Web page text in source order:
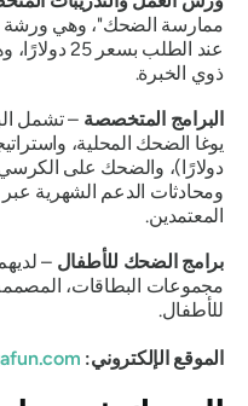
عند الطلب بسعر
ذوي الخبرة.
البرامج المتخصصة– تشمل
دولارًا)، والضحك على
ومحادثات الدعم الشهرية عبر
المعتمدين.
برامج الضحك للأطفال– لديهم
مجموعات البطاقات،
للأطفال.
الموقع الإلكتروني: